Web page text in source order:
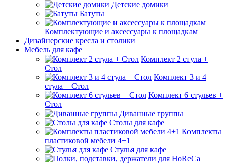
Детские домики
Батуты
Комплектующие и аксессуары к площадкам
Дизайнерские кресла и столики
Мебель для кафе
Комплект 2 стула +
Стол
Комплект 3 и 4
стула + Стол
Комплект 6 стульев +
Стол
Диванные группы
Столы для кафе
Комплекты
пластиковой мебели 4+1
Стулья для кафе